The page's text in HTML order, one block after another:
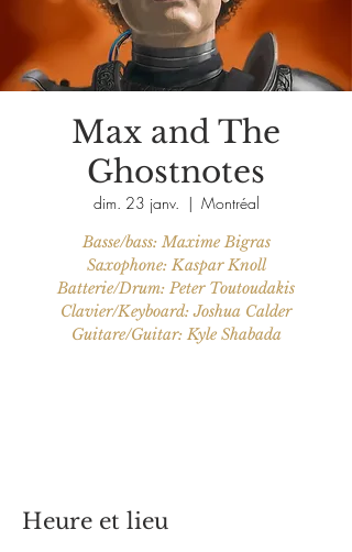
Max and The
Ghostnotes
dim. 23 janv.
  |
Montréal
Basse/bass: Maxime Bigras
Saxophone: Kaspar Knoll
Batterie/Drum: Peter Toutoudakis
Clavier/Keyboard: Joshua Calder
Guitare/Guitar: Kyle Shabada
Heure et lieu